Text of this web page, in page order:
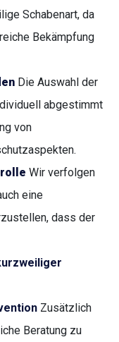
Schabenart, da
Bekämpfung
Die Auswahl der
abgestimmt
von
Wir verfolgen
eine
dass der
Zusätzlich
Beratung zu